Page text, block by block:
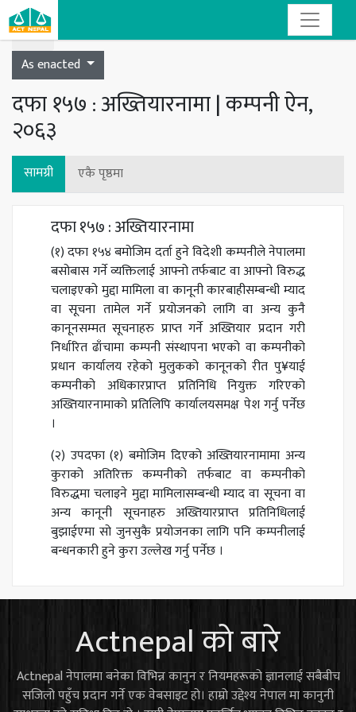
Toggle navigation
As enacted
दफा १५७ : अख्तियारनामा | कम्पनी ऐन,
२०६३
सामग्री एकै पृष्ठमा
दफा १५७ : अख्तियारनामा
(१) दफा १५४ बमोजिम दर्ता हुने विदेशी कम्पनीले नेपालमा
बसोबास गर्ने व्यक्तिलाई आफ्नो तर्फबाट वा आफ्नो विरुद्ध
चलाइएको मुद्दा मामिला वा कानूनी कारबाहीसम्बन्धी म्याद
वा सूचना तामेल गर्ने प्रयोजनको लागि वा अन्य कुनै
कानूनसम्मत सूचनाहरु प्राप्त गर्ने अख्तियार प्रदान गरी
निर्धारित ढाँचामा कम्पनी संस्थापना भएको वा कम्पनीको
प्रधान कार्यालय रहेको मुलुकको कानूनको रीत पु¥याई
कम्पनीको अधिकारप्राप्त प्रतिनिधि नियुक्त गरिएको
अख्तियारनामाको प्रतिलिपि कार्यालयसमक्ष पेश गर्नु पर्नेछ
।
(२) उपदफा (१) बमोजिम दिएको अख्तियारनामामा अन्य
कुराको अतिरिक्त कम्पनीको तर्फबाट वा कम्पनीको
विरुद्धमा चलाइने मुद्दा मामिलासम्बन्धी म्याद वा सूचना वा
अन्य कानूनी सूचनाहरु अख्तियारप्राप्त प्रतिनिधिलाई
बुझाईएमा सो जुनसुकै प्रयोजनका लागि पनि कम्पनीलाई
बन्धनकारी हुने कुरा उल्लेख गर्नु पर्नेछ ।
Actnepal को बारे
Actnepal नेपालमा बनेका विभिन्न कानुन र नियमहरूको ज्ञानलाई सबैबीच
सजिलो पहुँच प्रदान गर्ने एक वेबसाइट हो। हाम्रो उद्देश्य नेपाल मा कानुनी